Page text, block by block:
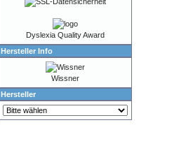
Dyslexia Quality Award
Hersteller Info
Wissner
Hersteller